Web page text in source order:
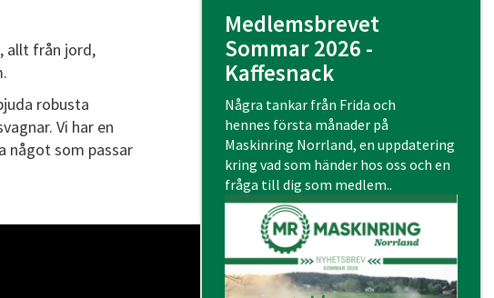
allt från jord,
robusta
Vi har en
något som passar
Medlemsbrevet
Sommar 2026 -
Kaffesnack
Några tankar från Frida och
hennes första månader på
Maskinring Norrland, en uppdatering
kring vad som händer hos oss och en
fråga till dig som medlem..